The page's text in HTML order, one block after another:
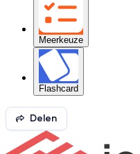
Meerkeuze
Flashcard
Delen